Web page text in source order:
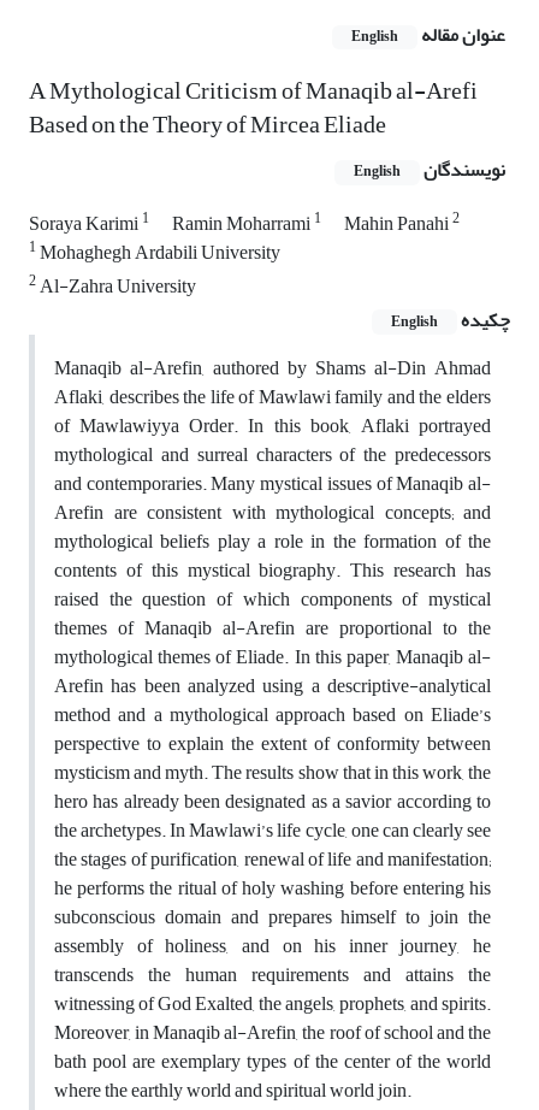
عنوان مقاله English
A Mythological Criticism of Manaqib al-Arefi
Based on the Theory of Mircea Eliade
نویسندگان English
Soraya Karimi1 Ramin Moharrami1 Mahin Panahi2
1Mohaghegh Ardabili University
2Al-Zahra University
چکیده
English
Manaqib al-Arefin, authored by Shams al-Din Ahmad
Aflaki,describesthe life of Mawlawi family and the elders
of Mawlawiyya Order. In this book, Aflaki portrayed
mythological and surreal characters of the predecessors
and contemporaries. Many mystical issues of Manaqib al-
Arefin are consistent with mythological concepts; and
mythological beliefs play a role in the formation of the
contents of this mystical biography. This research has
raised the question of which components of mystical
themes of Manaqib al-Arefin are proportional to the
mythological themes of Eliade. In this paper, Manaqib al-
Arefin has been analyzed using a descriptive-analytical
method and a mythological approach based on Eliade’s
perspective to explain the extent of conformity between
mysticism and myth. The results show that in this work, the
hero has already been designated as a savior according to
the archetypes.In Mawlawi’s life cycle, one can clearly see
the stages of purification, renewal of life and manifestation;
he performs the ritual of holy washing before entering his
subconscious domain and prepares himself to join the
assembly of holiness, and on his inner journey, he
transcends the human requirements and attains the
witnessing of God Exalted, the angels, prophets, and spirits.
Moreover, in Manaqib al-Arefin, the roof of school and the
bath pool are exemplary types of the center of the world
where the earthly world and spiritual world join.